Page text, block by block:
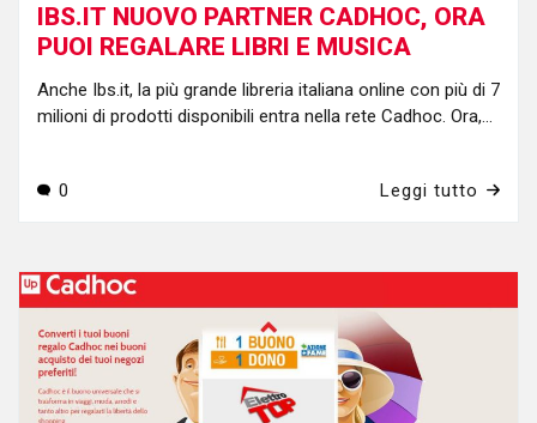
IBS.IT NUOVO PARTNER CADHOC, ORA
PUOI REGALARE LIBRI E MUSICA
Anche Ibs.it, la più grande libreria italiana online con più di 7
milioni di prodotti disponibili entra nella rete Cadhoc. Ora,
importanti in Italia. Un'ulteriore opportunità di spesa che si
una piattaforma tra le più popolari e utilizzate, perché
sempre aggiornata con le ultime novità culturali e per
l'intrattenimento. Convertendo i buoni Cadhoc in una
Happy Card da caricare sul proprio profilo sarà possibile
scegliere cosa acquistare tra diverse categorie, compresi
videogames, giocattoli, gadget, e-reader e materiale di
0 Leggi tutto